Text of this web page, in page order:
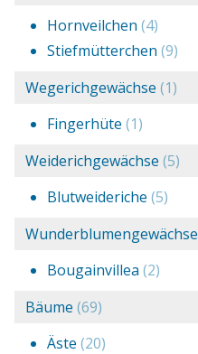
Hornveilchen (4)
Stiefmütterchen (9)
Wegerichgewächse (1)
Fingerhüte (1)
Weiderichgewächse (5)
Blutweideriche (5)
Wunderblumengewächse
Bougainvillea (2)
Bäume (69)
Äste (20)